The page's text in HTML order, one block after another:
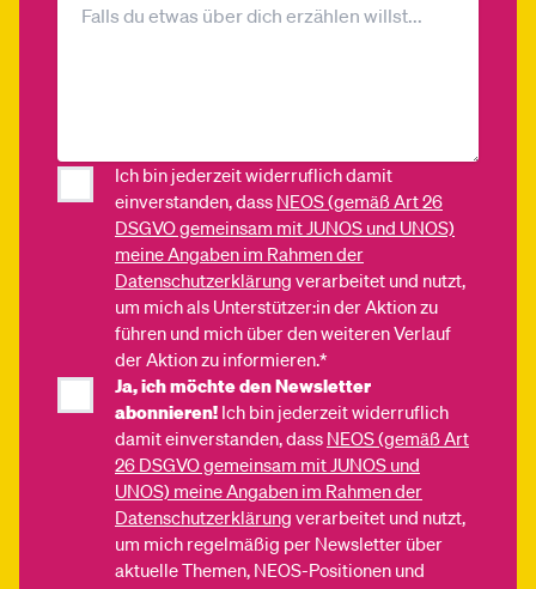
Ich bin jederzeit widerruflich damit
einverstanden, dass NEOS (gemäß Art 26
DSGVO gemeinsam mit JUNOS und UNOS)
meine Angaben im Rahmen der
Datenschutzerklärung verarbeitet und nutzt,
um mich als Unterstützer:in der Aktion zu
führen und mich über den weiteren Verlauf
der Aktion zu informieren.*
Ja, ich möchte den Newsletter
abonnieren! Ich bin jederzeit widerruflich
damit einverstanden, dass NEOS (gemäß Art
26 DSGVO gemeinsam mit JUNOS und
UNOS) meine Angaben im Rahmen der
Datenschutzerklärung verarbeitet und nutzt,
um mich regelmäßig per Newsletter über
aktuelle Themen, NEOS-Positionen und